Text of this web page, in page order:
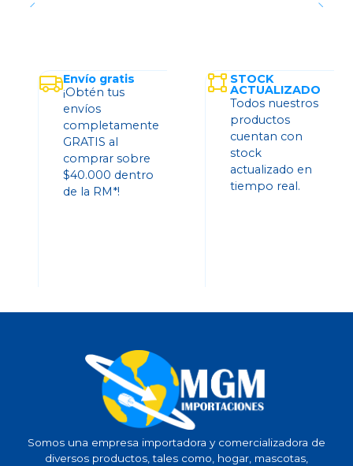
Envío gratis
¡Obtén tus
envíos
completamente
GRATIS al
comprar sobre
$40.000 dentro
de la RM*!
STOCK
ACTUALIZADO
Todos nuestros
productos
cuentan con
stock
actualizado en
tiempo real.
Somos una empresa importadora y comercializadora de
diversos productos, tales como, hogar, mascotas,